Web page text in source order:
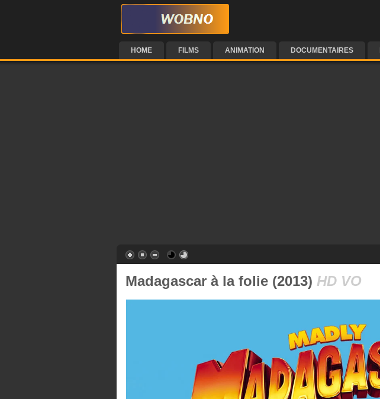
HOME FILMS ANIMATION DOCUMENTAIRES
Madagascar à la folie (2013) HD VO